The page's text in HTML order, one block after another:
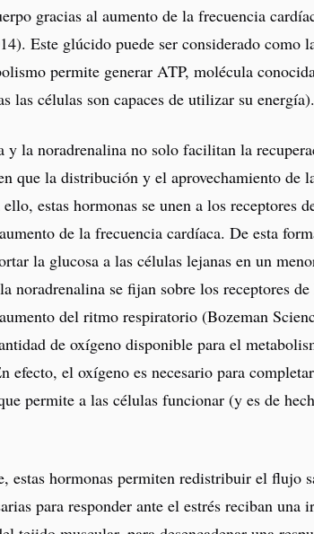
gracias al aumento de la frecuencia
Este glúcido puede ser considerado como
permite generar ATP, molécula
las células son capaces de utilizar su energía).
y la noradrenalina no solo facilitan la
que la distribución y el aprovechamiento de
estas hormonas se unen a los receptores
de la frecuencia cardíaca. De esta
la glucosa a las células lejanas en un
noradrenalina se fijan sobre los receptores
del ritmo respiratorio (Bozeman
de oxígeno disponible para el
efecto, el oxígeno es necesario para
permite a las células funcionar (y es de
estas hormonas permiten redistribuir el flujo
para responder ante el estrés reciban